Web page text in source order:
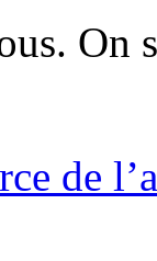
On
de